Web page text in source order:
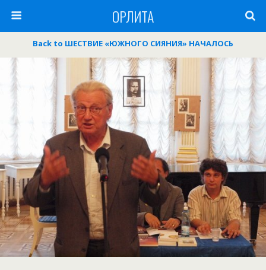
ОРЛИТА
Back to ШЕСТВИЕ «ЮЖНОГО СИЯНИЯ» НАЧАЛОСЬ